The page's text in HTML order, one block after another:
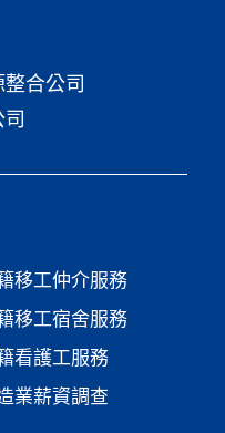
合公司
移工仲介服務
移工宿舍服務
看護工服務
業薪資調查​